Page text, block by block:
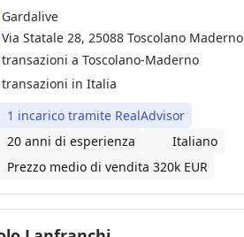
Gardalive
Via Statale 28, 25088 Toscolano Maderno
transazioni a Toscolano-Maderno
transazioni in Italia
1 incarico tramite RealAdvisor
20 anni di esperienza
Italiano
Prezzo medio di vendita 320k EUR